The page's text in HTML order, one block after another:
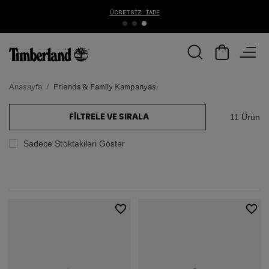
ÜCRETSIZ İADE
Anasayfa Friends & Family Kampanyası
Sadece Stoktakileri Göster
FILTRELE VE SIRALA 11 Ürün